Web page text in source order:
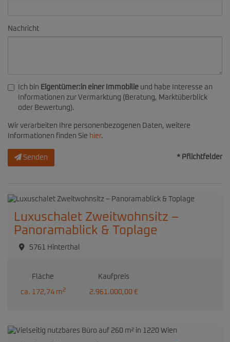
Nachricht
Ich bin Eigentümer:in einer Immobilie und habe Interesse an
Informationen zur Vermarktung (Beratung, Marktüberblick
oder Bewertung).
Wir verarbeiten Ihre personenbezogenen Daten, weitere
Informationen finden Sie hier.
Senden * Pflichtfelder
Luxuschalet Zweitwohnsitz –
Panoramablick & Toplage
5761 Hinterthal
Fläche
ca. 172,74 m2
Kaufpreis
2.961.000,00 €